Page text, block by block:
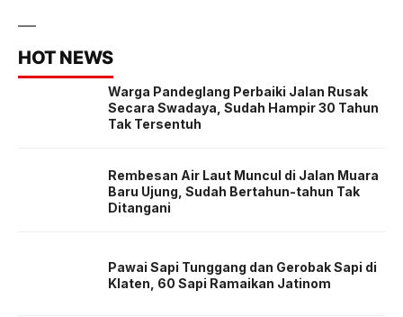
HOT NEWS
Warga Pandeglang Perbaiki Jalan Rusak
Secara Swadaya, Sudah Hampir 30 Tahun
Tak Tersentuh
Rembesan Air Laut Muncul di Jalan Muara
Baru Ujung, Sudah Bertahun-tahun Tak
Ditangani
Pawai Sapi Tunggang dan Gerobak Sapi di
Klaten, 60 Sapi Ramaikan Jatinom